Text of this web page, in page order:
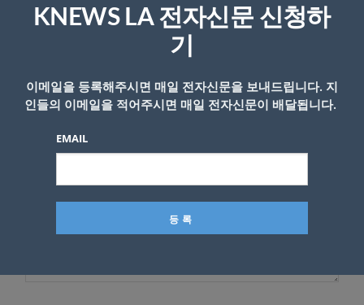
답글 남기기
이메일 주소는 공개되지 않습니다.
댓글*
KNEWS LA 전자신문 신청하
기
이메일을 등록해주시면 매일 전자신문을 보내드립니다. 지
인들의 이메일을 적어주시면 매일 전자신문이 배달됩니다.
EMAIL